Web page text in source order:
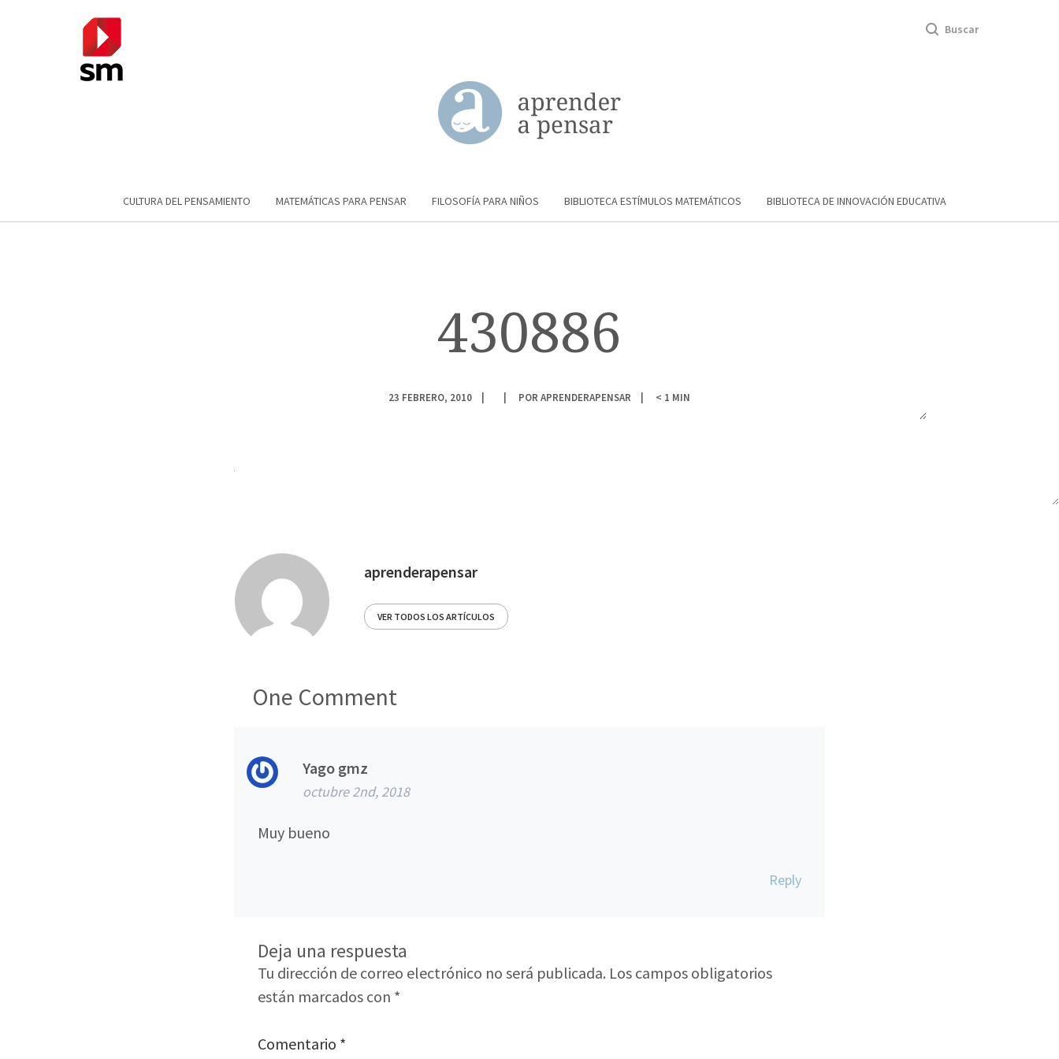
Buscar
CULTURA DEL PENSAMIENTO MATEMÁTICAS PARA PENSAR FILOSOFÍA PARA NIÑOS BIBLIOTECA ESTÍMULOS MATEMÁTICOS BIBLIOTECA DE INNOVACIÓN EDUCATIVA
430886
23 FEBRERO, 2010 POR APRENDERAPENSAR < 1 MIN
aprenderapensar
VER TODOS LOS ARTÍCULOS
One Comment
Yago gmz
octubre 2nd, 2018
Muy bueno
Reply
Deja una respuesta
Tu dirección de correo electrónico no será publicada. Los campos obligatorios
están marcados con *
Comentario *